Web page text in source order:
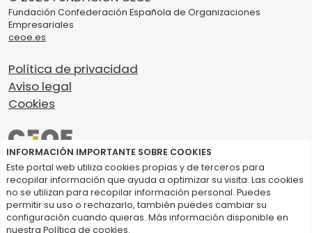
Fundación Confederación Española de Organizaciones
Empresariales
ceoe.es
Política de privacidad
Aviso legal
Cookies
INFORMACIÓN IMPORTANTE SOBRE COOKIES
Este portal web utiliza cookies propias y de terceros para
recopilar información que ayuda a optimizar su visita. Las cookies
no se utilizan para recopilar información personal. Puedes
permitir su uso o rechazarlo, también puedes cambiar su
configuración cuando quieras. Más información disponible en
nuestra Política de cookies.